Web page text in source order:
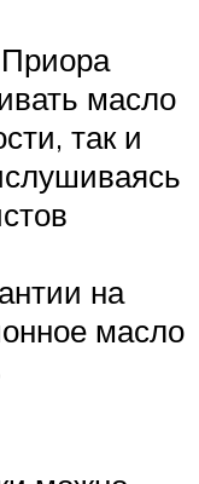
масло
так и
на
масло